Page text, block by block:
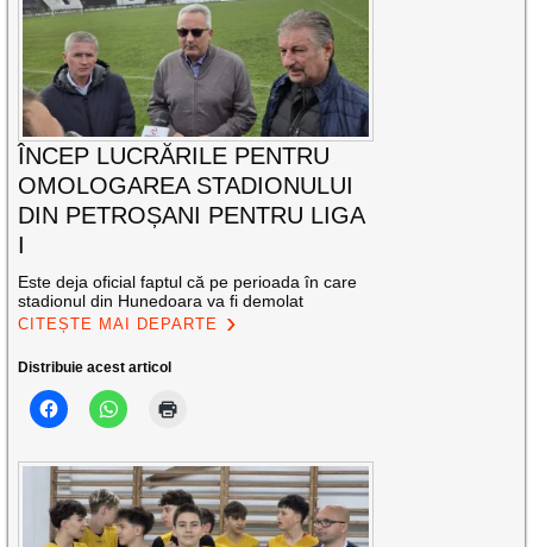
ÎNCEP LUCRĂRILE PENTRU
OMOLOGAREA STADIONULUI
DIN PETROȘANI PENTRU LIGA
I
Este deja oficial faptul că pe perioada în care
stadionul din Hunedoara va fi demolat
CITEȘTE MAI DEPARTE
Distribuie acest articol